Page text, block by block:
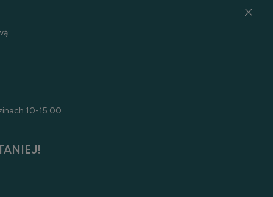
10-15.00